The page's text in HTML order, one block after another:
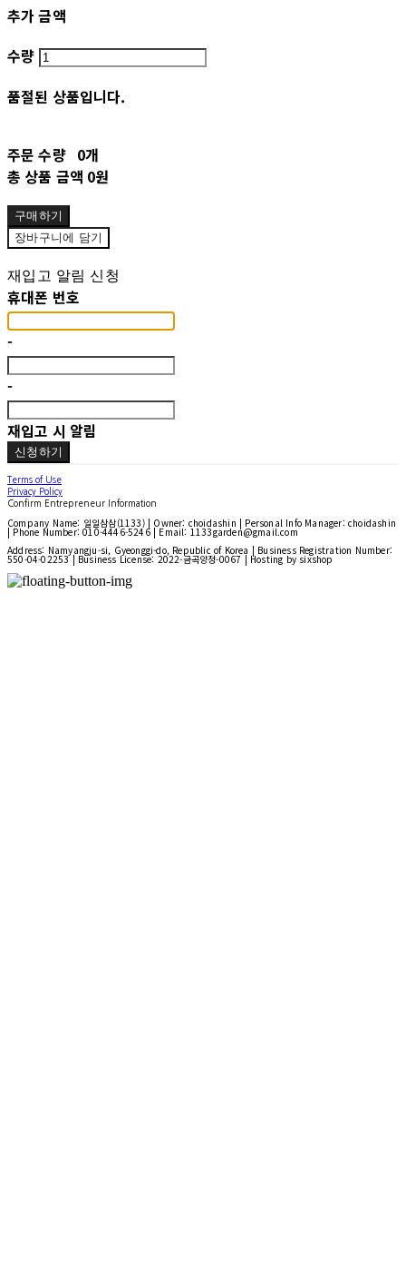
추가 금액
수량
품절된 상품입니다.
주문 수량 0개
총 상품 금액 0원
구매하기
장바구니에 담기
재입고 알림 신청
휴대폰 번호
-
-
재입고 시 알림
신청하기
Terms of Use
Privacy Policy
Confirm Entrepreneur Information
Company Name: 일일삼삼(1133) | Owner: choidashin | Personal Info Manager: choidashin
| Phone Number: 010-4446-5246 | Email: 1133garden@gmail.com
Address: Namyangju-si, Gyeonggi-do, Republic of Korea | Business Registration Number:
550-04-02253| Business License:2022-금곡양정-0067| Hosting by sixshop